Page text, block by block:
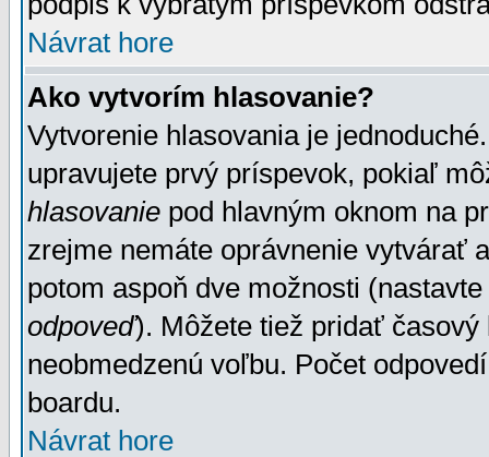
Návrat hore
Ako vytvorím hlasovanie?
Vytvorenie hlasovania je
upravujete prvý príspevok, pokiaľ
hlasovanie pod hlavným oknom na
zrejme nemáte oprávnenie vytvárať
potom aspoň dve možnosti
odpoveď). Môžete tiež pridať
neobmedzenú voľbu. Počet
boardu.
Návrat hore